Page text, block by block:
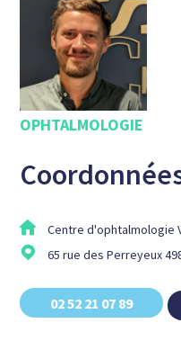
OPHTALMOLOGIE
Centre d'ophtalmologie
65 rue des Perreyeux
02 52 21 07 89